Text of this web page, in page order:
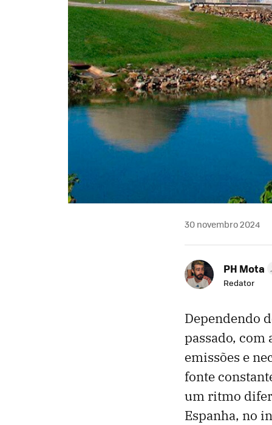
30 novembro 2024
PH Mota
Redator
Dependendo
passado, com
emissões e
fonte
um ritmo
Espanha, no